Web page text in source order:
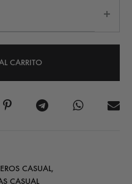
CARRITO
CASUAL,
CASUAL